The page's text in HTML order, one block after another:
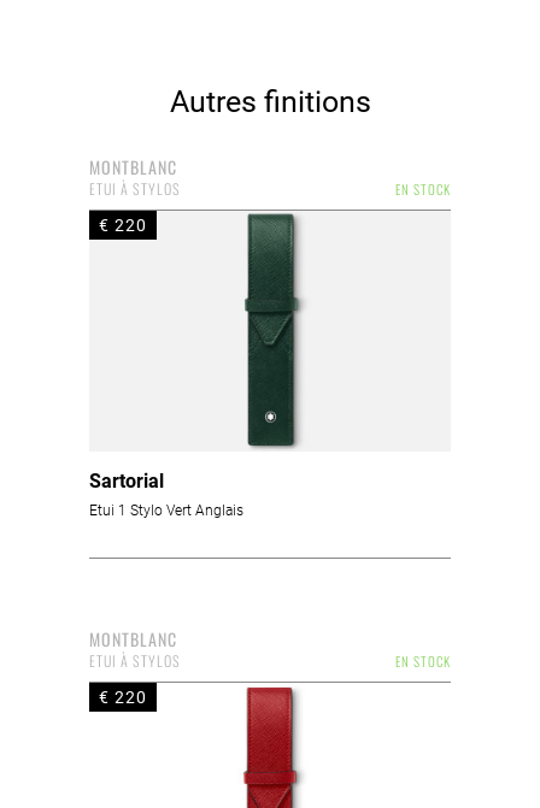
Autres finitions
MONTBLANC
EN STOCK
ETUI À STYLOS
€ 220
Sartorial
Etui 1 Stylo Vert Anglais
MONTBLANC
EN STOCK
ETUI À STYLOS
€ 220